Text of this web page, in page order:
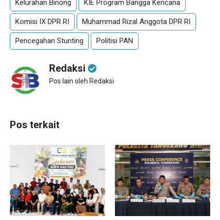
Kelurahan Binong KIE Program Bangga Kencana
Komisi IX DPR RI Muhammad Rizal Anggota DPR RI
Pencegahan Stunting Politisi PAN
Redaksi
Pos lain oleh Redaksi
Pos terkait